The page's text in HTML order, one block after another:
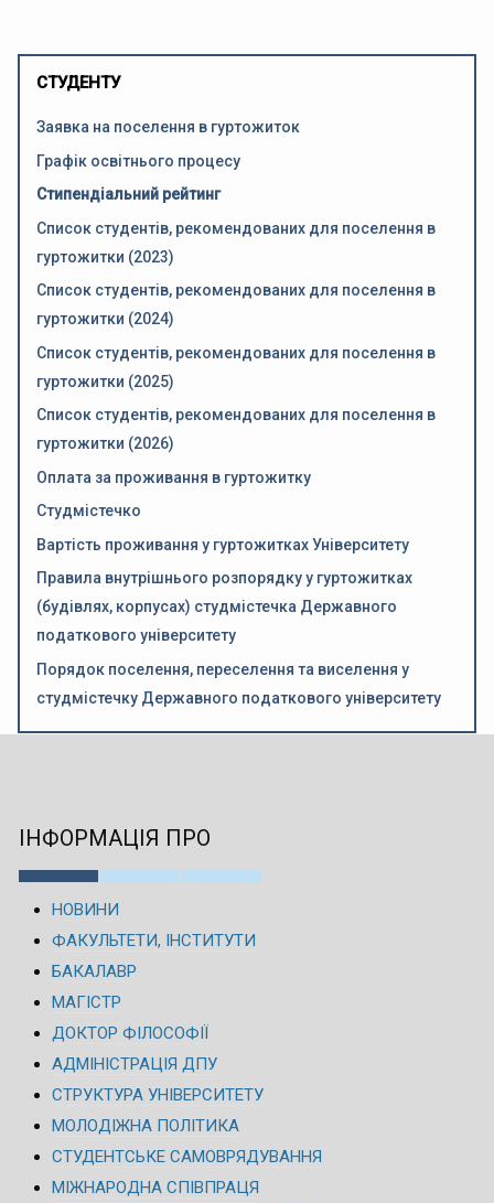
СТУДЕНТУ
Заявка на поселення в гуртожиток
Графік освітнього процесу
Стипендіальний рейтинг
Список студентів, рекомендованих для поселення в
гуртожитки (2023)
Список студентів, рекомендованих для поселення в
гуртожитки (2024)
Список студентів, рекомендованих для поселення в
гуртожитки (2025)
Список студентів, рекомендованих для поселення в
гуртожитки (2026)
Оплата за проживання в гуртожитку
Студмістечко
Вартість проживання у гуртожитках Університету
Правила внутрішнього розпорядку у гуртожитках
(будівлях, корпусах) студмістечка Державного
податкового університету
Порядок поселення, переселення та виселення у
студмістечку Державного податкового університету
ІНФОРМАЦІЯ ПРО
НОВИНИ
ФАКУЛЬТЕТИ, ІНСТИТУТИ
БАКАЛАВР
МАГІСТР
ДОКТОР ФІЛОСОФІЇ
АДМІНІСТРАЦІЯ ДПУ
СТРУКТУРА УНІВЕРСИТЕТУ
МОЛОДІЖНА ПОЛІТИКА
СТУДЕНТСЬКЕ САМОВРЯДУВАННЯ
МІЖНАРОДНА СПІВПРАЦЯ